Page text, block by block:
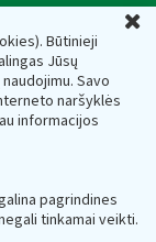
Būtinieji
Jūsų
Savo
naršyklės
informacijos
pagrindines
tinkamai veikti.
el.paštas:
Lietuvos
Juridinių